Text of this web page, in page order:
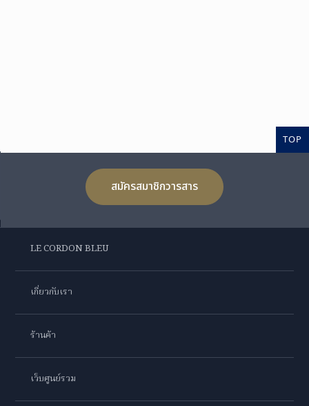
TOP
สมัครสมาชิกวารสาร
LE CORDON BLEU
เกี่ยวกับเรา
ร้านค้า
เว็บศูนย์รวม